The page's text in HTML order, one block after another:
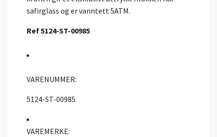
safirglass og er vanntett 5ATM.
Ref 5124-ST-00985
VARENUMMER:
5124-ST-00985
VAREMERKE: